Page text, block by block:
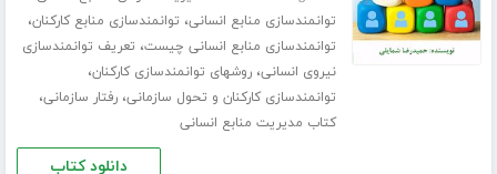
توانمندسازی منابع انسانی، توانمندسازی منابع کارکنان،
توانمندسازی منابع انسانی چیست، تعریف توانمندسازی
نیروی انسانی،روشهای توانمندسازی کارکنان،
توانمندسازی کارکنان و تحول سازمانی،رفتار سازمانی،
کتاب مدیریت منابع انسانی
دانلود کتاب